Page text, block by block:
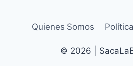
Quienes Somos
© 2026 |